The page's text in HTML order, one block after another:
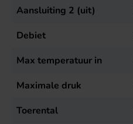
Aansluiting 2 (uit)
Debiet
Max temperatuur in
Maximale druk
Toerental